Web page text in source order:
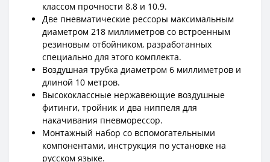
классом прочности 8.8 и 10.9.
Две пневматические рессоры максимальным
диаметром 218 миллиметров со встроенным
резиновым отбойником, разработанных
специально для этого комплекта.
Воздушная трубка диаметром 6 миллиметров и
длиной 10 метров.
Высококлассные нержавеющие воздушные
фитинги, тройник и два ниппеля для
накачивания пневморессор.
Монтажный набор со вспомогательными
компонентами, инструкция по установке на
русском языке.